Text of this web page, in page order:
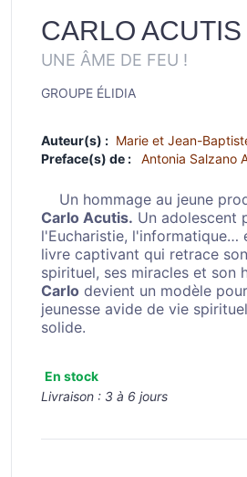
CARLO ACUTIS
UNE ÂME DE FEU !
GROUPE ÉLIDIA
Auteur(s) : Marie et Jean-
Preface(s) de :
Antonia Salzano
Un hommage au jeune
Carlo Acutis. Un adolescent
l'Eucharistie, l'informatique…
livre captivant qui retrace
spirituel, ses miracles et son
Carlo devient un modèle
jeunesse avide de vie
solide.
En stock
Livraison : 3 à 6 jours